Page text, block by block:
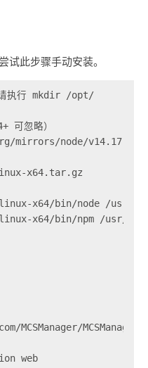
试此步骤手动安装。
请执行 mkdir /opt/
可忽略）
mirrors/node/v14.17.6/
x64.tar.gz
x64/bin/node /usr/
x64/bin/npm /usr/bin/
web